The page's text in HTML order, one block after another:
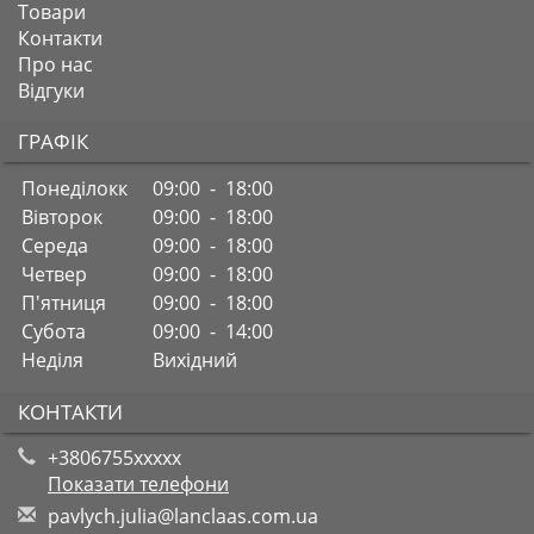
Товари
Контакти
Про нас
Відгуки
ГРАФІК
Понеділокк
09:00 - 18:00
Вівторок
09:00 - 18:00
Середа
09:00 - 18:00
Четвер
09:00 - 18:00
П'ятниця
09:00 - 18:00
Субота
09:00 - 14:00
Неділя
Вихідний
КОНТАКТИ
+3806755xxxxx
Показати телефони
pavlych.julia@lanclaas.com.ua